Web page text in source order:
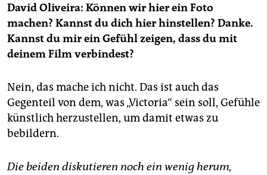
David Oliveira: Können wir hier ein Foto
machen? Kannst du dich hier hinstellen? Danke.
Kannst du mir ein Gefühl zeigen, dass du mit
deinem Film verbindest?
Nein, das mache ich nicht. Das ist auch das
Gegenteil von dem, was „Victoria“ sein soll, Gefühle
künstlich herzustellen, um damit etwas zu
bebildern.
Die beiden diskutieren noch ein wenig herum,